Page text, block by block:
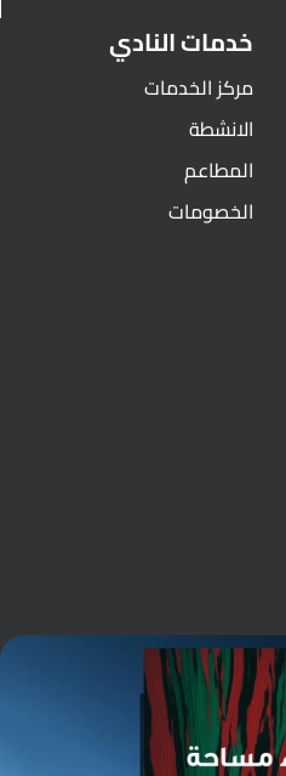
خدمات النادي
مركز الخدمات
الانشطة
المطاعم
الخصومات